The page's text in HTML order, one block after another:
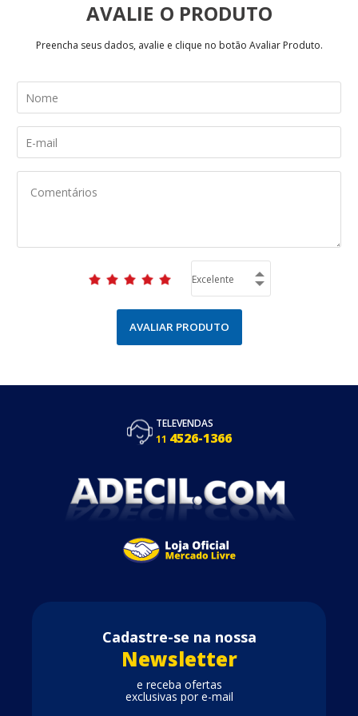
AVALIE
Preencha seus dados, avalie e clique no botão Avaliar Produto.
AVALIAR PRODUTO
TELEVENDAS
11 4526-1366
Cadastre-se na nossa
Newsletter
e receba ofertas
exclusivas por e-mail